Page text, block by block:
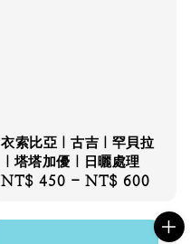
衣索比亞｜古吉｜罕貝拉
｜塔塔加優｜日曬處理
Regular
NT$ 450 -NT$ 600